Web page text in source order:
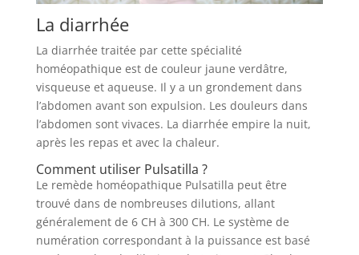
La diarrhée
La diarrhée traitée par cette spécialité
homéopathique est de couleur jaune verdâtre,
visqueuse et aqueuse. Il y a un grondement dans
l’abdomen avant son expulsion. Les douleurs dans
l’abdomen sont vivaces. La diarrhée empire la nuit,
après les repas et avec la chaleur.
Comment utiliser Pulsatilla ?
Le remède homéopathique Pulsatilla peut être
trouvé dans de nombreuses dilutions, allant
généralement de 6 CH à 300 CH. Le système de
numération correspondant à la puissance est basé